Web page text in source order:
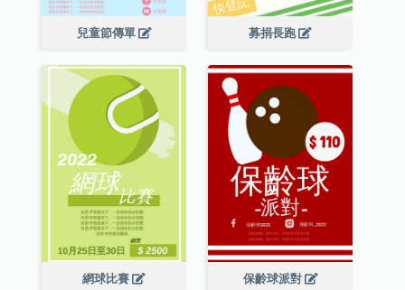
兒童節傳單 募捐長跑
網球比賽 保齡球派對